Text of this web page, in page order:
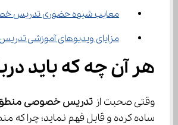
معایب شیوه حضوری تدریس
مزایای ویدیوهای آموزشی
هر آن چه که باید
وقتی صحبت از تدریس خصوصی